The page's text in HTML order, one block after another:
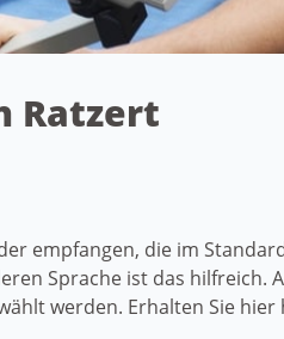
Ratzert
empfangen, die im
Sprache ist das hilfreich.
werden. Erhalten Sie